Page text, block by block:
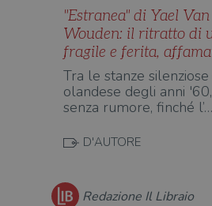
"Estranea" di Yael
Wouden: il ritratto di
fragile e ferita,
Tra le stanze silenziose
olandese degli anni
senza rumore, finché l’…
D'AUTORE
Redazione Il Libraio